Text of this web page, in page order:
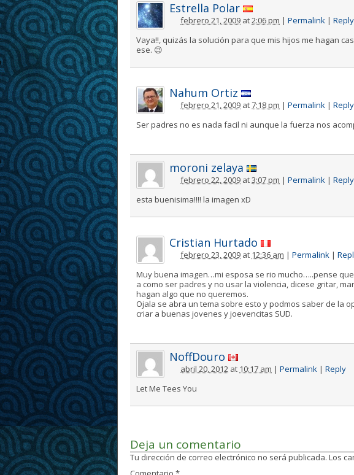
Estrella Polar
febrero 21, 2009 at2:06 pm | Permalink | Reply
Vaya!!, quizás la solución para que mis hijos me hagan
ese. 😉
Nahum Ortiz
febrero 21, 2009 at7:18 pm | Permalink | Reply
Ser padres no es nada facil ni aunque la fuerza nos
moroni zelaya
febrero 22, 2009 at3:07 pm | Permalink | Reply
esta buenisima!!!! la imagen xD
Cristian Hurtado
febrero 23, 2009 at 12:36 am | Permalink |
Muy buena imagen…mi esposa se rio mucho…..pense
a como ser padres y no usar la violencia, dicese gritar,
hagan algo que no queremos.
Ojala se abra un tema sobre esto y podmos saber de la
criar a buenas jovenes y joevencitas SUD.
NoffDouro
abril 20, 2012 at 10:17 am | Permalink | Reply
Let Me Tees You
Deja un comentario
Tu dirección de correo electrónico no será publicada. Los